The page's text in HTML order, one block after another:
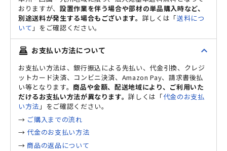
おりますが、 設置作業を伴う場合や部材の単品購入時など、
別途送料が発生する場合もございます。 詳しくは「送料につ
いて 」をご確認ください。
point_of_sale お支払い方法について expand_less
お支払い方法は、銀行振込による先払い、代金引換、クレジ
ットカード決済、コンビニ決済、Amazon Pay、請求書後払
い等となります。商品や金額、配送地域により、ご利用いた
だけるお支払い方法が異なります。詳しくは「代金のお支払
い方法 」をご確認ください。
→ ご購入までの流れ
→代金のお支払い方法
→ 商品の返品について